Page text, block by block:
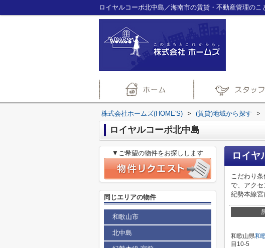
ロイヤルコーポ北中島／海南市の賃貸・不動産管理の
株式会社ホームズ(HOME'S) > (賃貸)地域から探す >
ロイヤルコーポ北中島
ロイヤ
こだわり
で、アク
紀勢本線宮
和歌山県和
目10-5
▼ご希望の物件をお探しします
同じエリアの物件
和歌山市
北中島